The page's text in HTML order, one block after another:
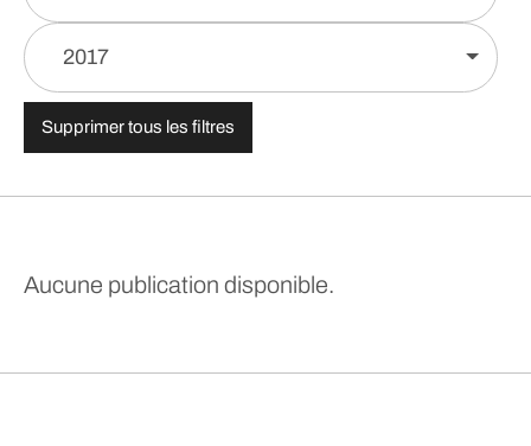
2017
Supprimer tous les filtres
Aucune publication disponible.